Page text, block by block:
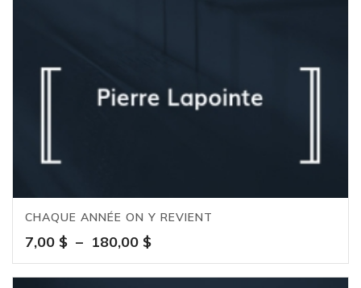
CHAQUE ANNÉE ON Y REVIENT
7,00 $ – 180,00 $Plage
de
prix :